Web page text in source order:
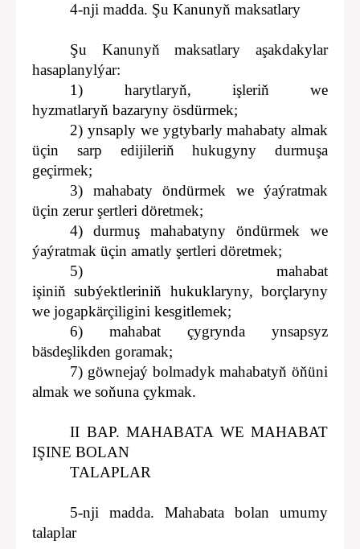
4-nji madda. Şu Kanunyň maksatlary
Şu Kanunyň maksatlary aşakdakylar
hasaplanylýar:
1) harytlaryň, işleriň we
hyzmatlaryň bazaryny ösdürmek;
2) ynsaply we ygtybarly mahabaty almak
üçin sarp edijileriň hukugyny durmuşa
geçirmek;
3) mahabaty öndürmek we ýaýratmak
üçin zerur şertleri döretmek;
4) durmuş mahabatyny öndürmek we
ýaýratmak üçin amatly şertleri döretmek;
5) mahabat
işiniň subýektleriniň hukuklaryny, borçlaryny
we jogapkärçiligini kesgitlemek;
6) mahabat çygrynda ynsapsyz
bäsdeşlikden goramak;
7) göwnejaý bolmadyk mahabatyň öňüni
almak we soňuna çykmak.
II BAP. MAHABATA WE MAHABAT
IŞINE BOLAN
TALAPLAR
5-nji madda. Mahabata bolan umumy
talaplar